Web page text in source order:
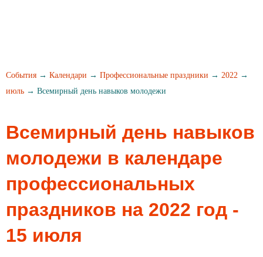
События → Календари → Профессиональные праздники → 2022 →
июль → Всемирный день навыков молодежи
Всемирный день навыков
молодежи в календаре
профессиональных
праздников на 2022 год -
15 июля